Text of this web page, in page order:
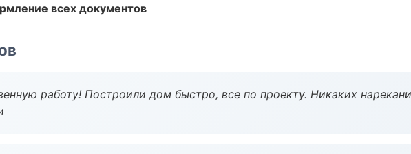
всех документов
работу! Построили дом быстро, все по проекту. Никаких